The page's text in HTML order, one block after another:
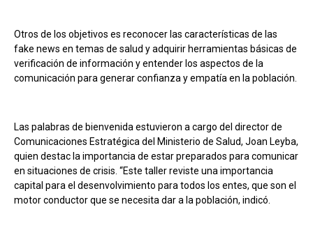
Otros de los objetivos es reconocer las características de las
fake news en temas de salud y adquirir herramientas básicas de
verificación de información y entender los aspectos de la
comunicación para generar confianza y empatía en la población.
Las palabras de bienvenida estuvieron a cargo del director de
Comunicaciones Estratégica del Ministerio de Salud, Joan Leyba,
quien destac la importancia de estar preparados para comunicar
en situaciones de crisis. “Este taller reviste una importancia
capital para el desenvolvimiento para todos los entes, que son el
motor conductor que se necesita dar a la población, indicó.